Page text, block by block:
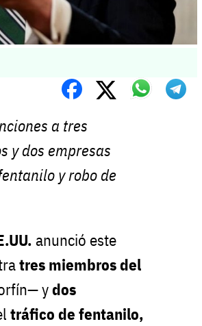
a tres
y dos empresas
y robo de
anunció este
tres miembros del
ydos
tráfico de fentanilo,